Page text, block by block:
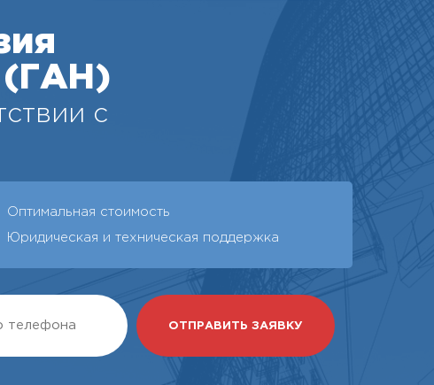
(ГАН)
с
Оптимальная стоимость
Юридическая и техническая поддержка